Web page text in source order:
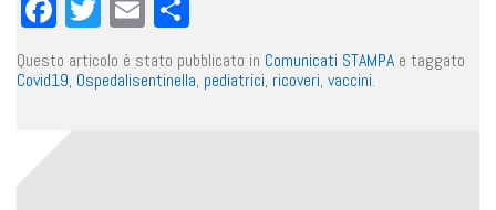
Facebook
Twitter
Email
Questo articolo è stato pubblicato in Comunicati STAMPAe taggato
Covid19, Ospedalisentinella, pediatrici, ricoveri, vaccini.